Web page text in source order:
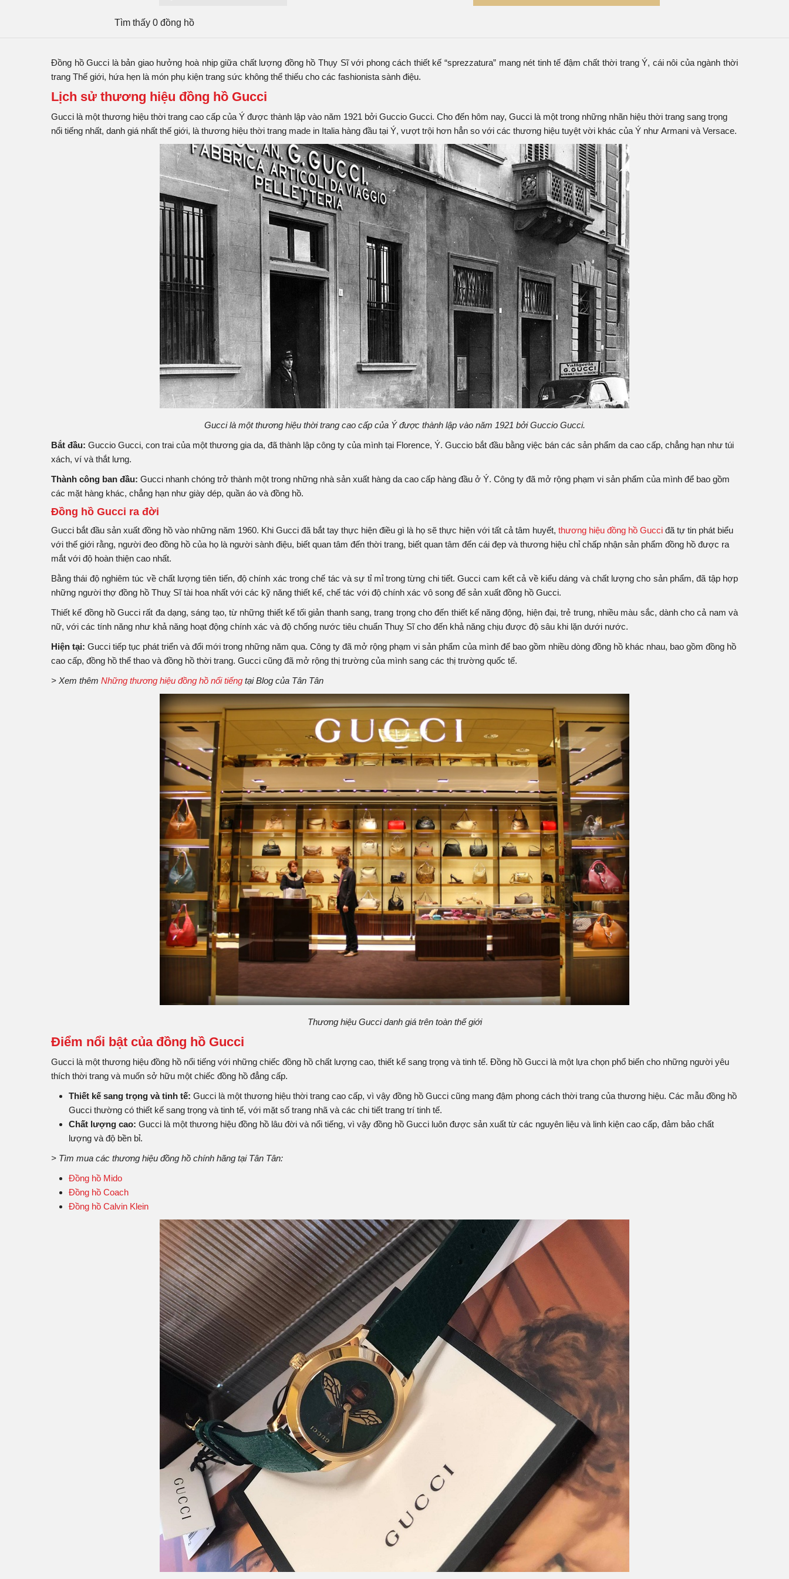
Tân Tân Watch là hệ thống kinh doanh
mã đa dạng và nhiều phân khúc giá khác nhau nhất. Điều chúng tôi luôn cam kết với khách hàng chính là dịch vụ khách hàng luôn được ưu tiên hàng đầu trong triết
lí kinh doanh của chúng tôi.
Tìm thấy 0 đồng hồ
Đồng hồ Gucci là bản giao hưởng hoà nhịp giữa chất lượng đồng hồ Thụy Sĩ với phong cách thiết kế “sprezzatura” mang nét tinh tế đậm chất thời trang Ý, cái nôi của ngành thời
trang Thế giới, hứa hẹn là món phụ kiện trang sức không thể thiếu cho các fashionista sành điệu.
Lịch sử thương hiệu đồng hồ Gucci
Gucci là một thương hiệu thời trang cao cấp của Ý được thành lập vào năm 1921 bởi Guccio Gucci. Cho đến hôm nay, Gucci là một trong những nhãn hiệu thời trang sang trọng
nổi tiếng nhất, danh giá nhất thế giới, là thương hiệu thời trang made in Italia hàng đầu tại Ý, vượt trội hơn hẳn so với các thương hiệu tuyệt vời khác của Ý như Armani và Versace.
Gucci là một thương hiệu thời trang cao cấp của Ý được thành lập vào năm 1921 bởi Guccio Gucci.
Bắt đầu: Guccio Gucci, con trai của một thương gia da, đã thành lập công ty của mình tại Florence, Ý. Guccio bắt đầu bằng việc bán các sản phẩm da cao cấp, chẳng hạn như túi
xách, ví và thắt lưng.
Thành công ban đầu: Gucci nhanh chóng trở thành một trong những nhà sản xuất hàng da cao cấp hàng đầu ở Ý. Công ty đã mở rộng phạm vi sản phẩm của mình để bao gồm
các mặt hàng khác, chẳng hạn như giày dép, quần áo và đồng hồ.
Đồng hồ Gucci ra đời
Gucci bắt đầu sản xuất đồng hồ vào những năm 1960. Khi Gucci đã bắt tay thực hiện điều gì là họ sẽ thực hiện với tất cả tâm huyết, thương hiệu đồng hồ Gucci đã tự tin phát biểu
với thế giới rằng, người đeo đồng hồ của họ là người sành điệu, biết quan tâm đến thời trang, biết quan tâm đến cái đẹp và thương hiệu chỉ chấp nhận sản phẩm đồng hồ được ra
mắt với độ hoàn thiện cao nhất.
Bằng thái độ nghiêm túc về chất lượng tiên tiến, độ chính xác trong chế tác và sự tỉ mỉ trong từng chi tiết. Gucci cam kết cả về kiểu dáng và chất lượng cho sản phẩm, đã tập hợp
những người thợ đồng hồ Thuỵ Sĩ tài hoa nhất với các kỹ năng thiết kế, chế tác với độ chính xác vô song để sản xuất đồng hồ Gucci.
Thiết kế đồng hồ Gucci rất đa dạng, sáng tạo, từ những thiết kế tối giản thanh sang, trang trọng cho đến thiết kế năng động, hiện đại, trẻ trung, nhiều màu sắc, dành cho cả nam và
nữ, với các tính năng như khả năng hoạt động chính xác và độ chống nước tiêu chuẩn Thuỵ Sĩ cho đến khả năng chịu được độ sâu khi lặn dưới nước.
Hiện tại: Gucci tiếp tục phát triển và đổi mới trong những năm qua. Công ty đã mở rộng phạm vi sản phẩm của mình để bao gồm nhiều dòng đồng hồ khác nhau, bao gồm đồng hồ
cao cấp, đồng hồ thể thao và đồng hồ thời trang. Gucci cũng đã mở rộng thị trường của mình sang các thị trường quốc tế.
> Xem thêm Những thương hiệu đồng hồ nổi tiếng tại Blog của Tân Tân
Thương hiệu Gucci danh giá trên toàn thế giới
Điểm nổi bật của đồng hồ Gucci
Gucci là một thương hiệu đồng hồ nổi tiếng với những chiếc đồng hồ chất lượng cao, thiết kế sang trọng và tinh tế. Đồng hồ Gucci là một lựa chọn phổ biến cho những người yêu
thích thời trang và muốn sở hữu một chiếc đồng hồ đẳng cấp.
Thiết kế sang trọng và tinh tế: Gucci là một thương hiệu thời trang cao cấp, vì vậy đồng hồ Gucci cũng mang đậm phong cách thời trang của thương hiệu. Các mẫu đồng hồ
Gucci thường có thiết kế sang trọng và tinh tế, với mặt số trang nhã và các chi tiết trang trí tinh tế.
Chất lượng cao: Gucci là một thương hiệu đồng hồ lâu đời và nổi tiếng, vì vậy đồng hồ Gucci luôn được sản xuất từ các nguyên liệu và linh kiện cao cấp, đảm bảo chất
lượng và độ bền bỉ.
> Tìm mua các thương hiệu đồng hồ chính hãng tại Tân Tân:
Đồng hồ Mido
Đồng hồ Coach
Đồng hồ Calvin Klein